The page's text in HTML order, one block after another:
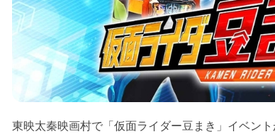
東映太秦映画村で「仮面ライダー豆まき」イベン